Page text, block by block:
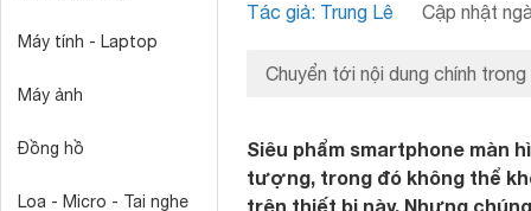
Máy tính - Laptop
Máy ảnh
Đồng hồ
Loa - Micro - Tai nghe
Tác giả: Trung Lê Cập nhật
Chuyển tới nội dung chính trong
Siêu phẩm smartphone màn
tượng, trong đó không thể
trên thiết bị này. Nhưng